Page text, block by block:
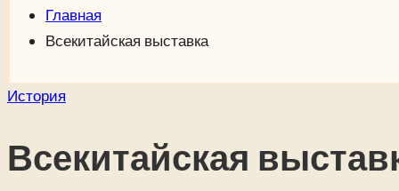
Главная
Всекитайская выставка
Опубликовано
История
Всекитайская